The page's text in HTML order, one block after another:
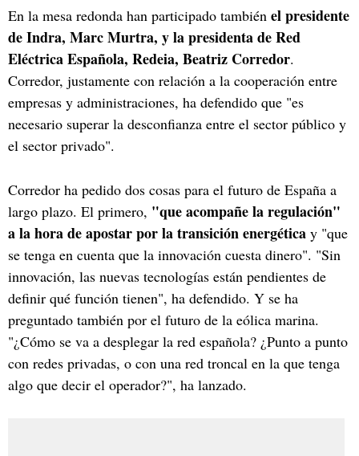
En la mesa redonda han participado también el presidente
de Indra, Marc Murtra, y la presidenta de Red
Eléctrica Española, Redeia, Beatriz Corredor.
Corredor, justamente con relación a la cooperación entre
empresas y administraciones, ha defendido que "es
necesario superar la desconfianza entre el sector público y
el sector privado".
Corredor ha pedido dos cosas para el futuro de España a
largo plazo. El primero, "que acompañe la regulación"
a la hora de apostar por la transición energética y "que
se tenga en cuenta que la innovación cuesta dinero". "Sin
innovación, las nuevas tecnologías están pendientes de
definir qué función tienen", ha defendido. Y se ha
preguntado también por el futuro de la eólica marina.
"¿Cómo se va a desplegar la red española? ¿Punto a punto
con redes privadas, o con una red troncal en la que tenga
algo que decir el operador?", ha lanzado.